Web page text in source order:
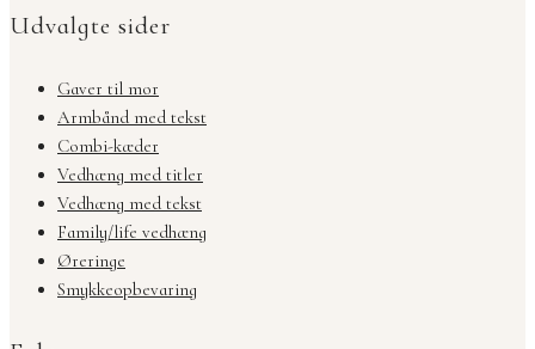
Udvalgte sider
Gaver til mor
Armbånd med tekst
Combi-kæder
Vedhæng med titler
Vedhæng med tekst
Family/life vedhæng
Øreringe
Smykkeopbevaring